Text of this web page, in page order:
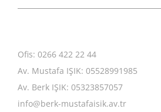
Ofis: 0266 422 22 44
Av. Mustafa IŞIK: 05528991985
Av. Berk IŞIK: 05323857057
info@berk-mustafaisik.av.tr